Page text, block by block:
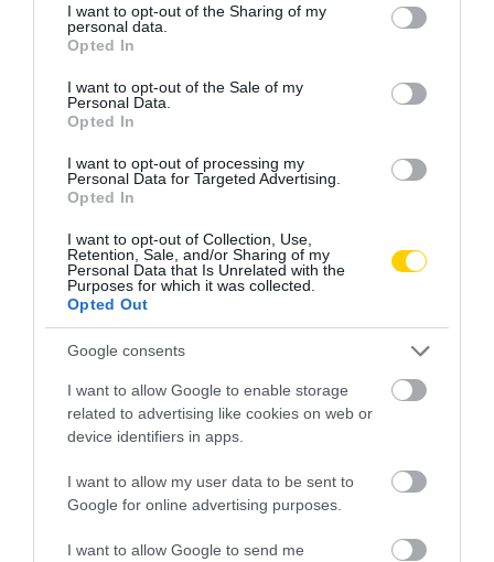
not limited to your visit or usage behaviour. You may click to
grant or deny consent to Google and its third-party tags to
use your data for below specified purposes in below Google
consent section.
I want to opt-out of the Sharing of my
personal data.
Opted In
I want to opt-out of the Sale of my
Personal Data.
Opted In
I want to opt-out of processing my
Personal Data for Targeted Advertising.
Opted In
I want to opt-out of Collection, Use,
Retention, Sale, and/or Sharing of my
Personal Data that Is Unrelated with the
Purposes for which it was collected.
Opted Out
Google consents
I want to allow Google to enable storage
related to advertising like cookies on web or
device identifiers in apps.
I want to allow my user data to be sent to
Google for online advertising purposes.
I want to allow Google to send me
APP HISZI MAGÁRÓL, HOGY
MINDENKI 23 ÉVES
INFORMATIKUS
SZERETNÉNK ÖNÁLLÓAN
MENNI A PIACRA?